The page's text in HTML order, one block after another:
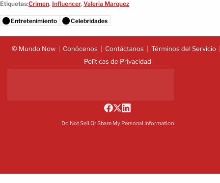
Etiquetas:Crimen, Influencer, Valeria Marquez
Entretenimiento Celebridades
© Mundo Now Conócenos Contáctanos
Términos del Servicio
Políticas de Privacidad
Do Not Sell Or Share My Personal Information